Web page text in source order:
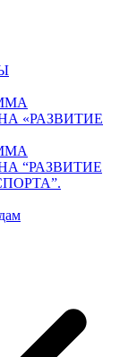
«РАЗВИТИЕ
“РАЗВИТИЕ